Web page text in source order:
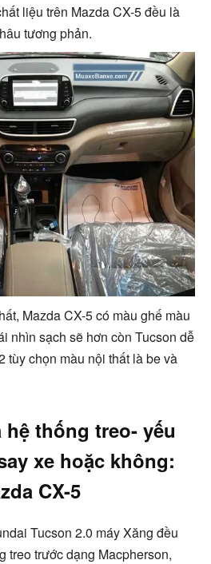
liệu trên Mazda CX-5 đều là
tương phản.
Mazda CX-5 có màu ghế màu
nhìn sạch sẽ hơn còn Tucson dễ
tùy chọn màu nội thất là be và
thống treo- yếu
xe hoặc không:
CX-5
Tucson 2.0 máy Xăng đều
treo trước dạng Macpherson,